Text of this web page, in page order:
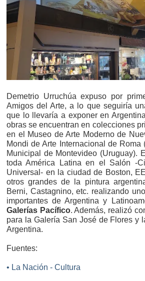
Demetrio Urruchúa expuso por
Amigos del Arte, a lo que seguirí­a
que lo llevaría a exponer en
obras se encuentran en colecciones
en el Museo de Arte Moderno de
Mondi de Arte Internacional de
Municipal de Montevideo (Uruguay).
toda América Latina en el Salón -
Universal- en la ciudad de Boston,
otros grandes de la pintura
Berni, Castagnino, etc. realizando
importantes de Argentina y
Galerías Pacífico. Además, realizó
para la Galerí­a San José de Flores y
Argentina.
Fuentes:
• La Nación - Cultura